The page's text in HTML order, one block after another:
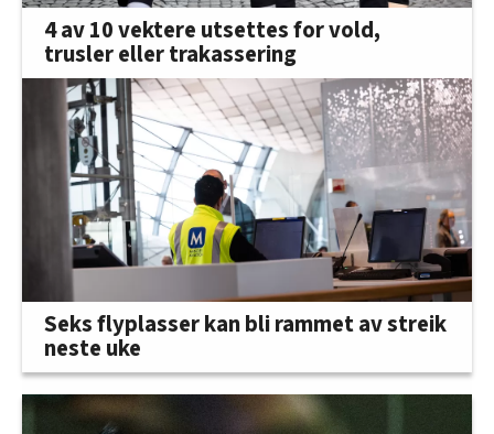
4 av 10 vektere utsettes for vold,
trusler eller trakassering
Seks flyplasser kan bli rammet av streik
neste uke